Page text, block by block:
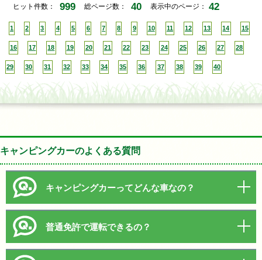
ヒット件数： 999 総ページ数： 40 表示中のページ： 42
1 2 3 4 5 6 7 8 9 10 11 12 13 14 15
16 17 18 19 20 21 22 23 24 25 26 27 28
29 30 31 32 33 34 35 36 37 38 39 40
キャンピングカーのよくある質問
キャンピングカーってどんな車なの？
普通免許で運転できるの？